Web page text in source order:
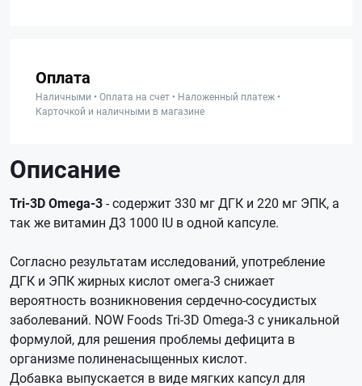
Оплата
Наличными • Оплата на счет • Наложенный платеж •
Карточкой и наличными в магазине
Описание
Tri-3D Omega-3- содержит 330 мг ДГК и 220 мг ЭПК, а
так же витамин Д3 1000 IU в одной капсуле.
Согласно результатам исследований, употребление
ДГК и ЭПК жирных кислот омега-3 снижает
вероятность возникновения сердечно-сосудистых
заболеваний. NOW Foods Tri-3D Omega-3 с уникальной
формулой, для решения проблемы дефицита в
организме полиненасыщенных кислот.
Добавка выпускается в виде мягких капсул для